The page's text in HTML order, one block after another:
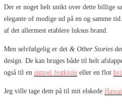
Der er noget helt unikt over dette billige
elegante of modige ud på en og samme
af det allermest etablere luksus brand.
Men selvfølgelig er det & Other Stories
design. De kan bruges både til helt
også til en simpel festkjole eller en flot
Jeg ville tage dem på til mit elskede